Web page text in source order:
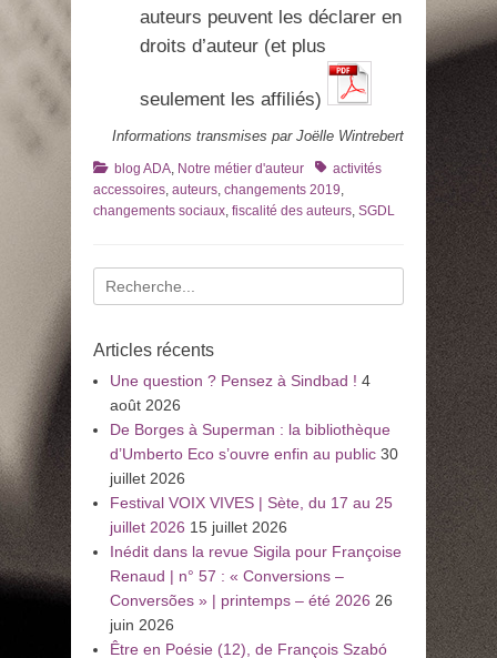
auteurs peuvent les déclarer en
droits d’auteur (et plus
seulement les affiliés)
Informations transmises par Joëlle Wintrebert
Catégories
blog ADA, Notre métier d'auteur Tagsactivités
accessoires, auteurs, changements 2019,
changements sociaux, fiscalité des auteurs, SGDL
Recherche
pour
Articles récents
Une question ? Pensez à Sindbad ! 4
août 2026
De Borges à Superman : la bibliothèque
d’Umberto Eco s’ouvre enfin au public 30
juillet 2026
Festival VOIX VIVES | Sète, du 17 au 25
juillet 2026 15 juillet 2026
Inédit dans la revue Sigila pour Françoise
Renaud | n° 57 : « Conversions –
Conversões » | printemps – été 2026 26
juin 2026
Être en Poésie (12), de François Szabó